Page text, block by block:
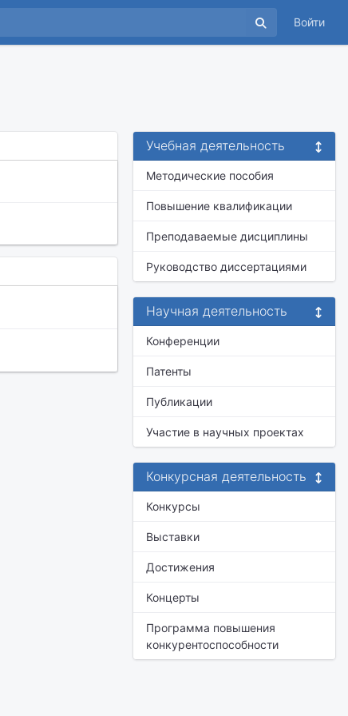
Войти
Учебная деятельность
Методические пособия
Повышение квалификации
Преподаваемые дисциплины
Руководство диссертациями
Научная деятельность
Конференции
Патенты
Публикации
Участие в научных проектах
Конкурсная деятельность
Конкурсы
Выставки
Достижения
Концерты
Программа повышения
конкурентоспособности